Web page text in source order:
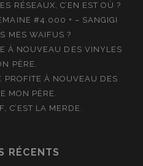
RÉSEAUX, C’EN EST OÙ ?
#4.000 + – SANGIGI
MES WAIFUS ?
À NOUVEAU DES VINYLES
PÈRE.
PROFITE À NOUVEAU DES
MON PÈRE.
C’EST LA MERDE.
RÉCENTS